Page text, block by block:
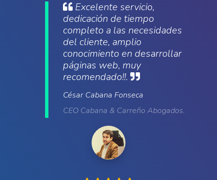
Excelente servicio,
dedicación de tiempo
completo a las necesidades
del cliente, amplio
conocimiento en desarrollar
páginas web, muy
recomendado!!.
César Cabana Fonseca
CEO Cabana & Carreño Abogados.